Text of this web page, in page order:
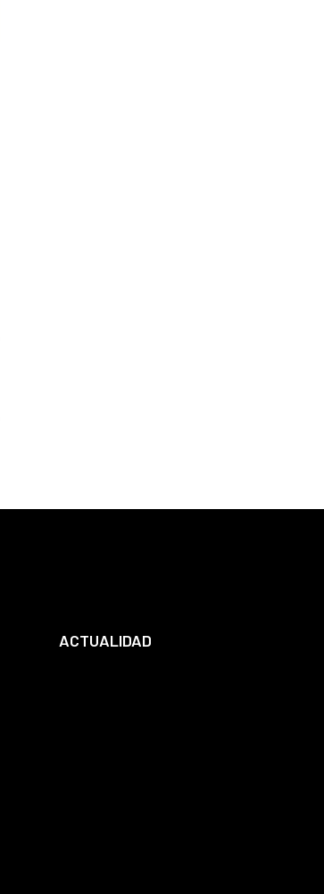
ACTUALIDAD